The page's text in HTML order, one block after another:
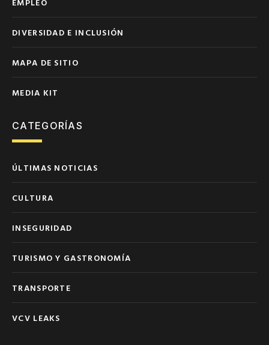
DIVERSIDAD E INCLUSIÓN
MAPA DE SITIO
MEDIA KIT
CATEGORÍAS
ÚLTIMAS NOTICIAS
CULTURA
INSEGURIDAD
TURISMO Y GASTRONOMÍA
TRANSPORTE
VCV LEAKS